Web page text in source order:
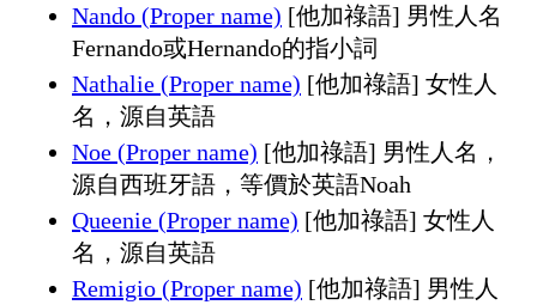
Nando (Proper name) [他加祿語] 男性人名
Fernando或Hernando的指小詞
Nathalie (Proper name) [他加祿語] 女性人
名，源自英語
Noe (Proper name) [他加祿語] 男性人名，
源自西班牙語，等價於英語Noah
Queenie (Proper name) [他加祿語] 女性人
名，源自英語
Remigio (Proper name) [他加祿語] 男性人